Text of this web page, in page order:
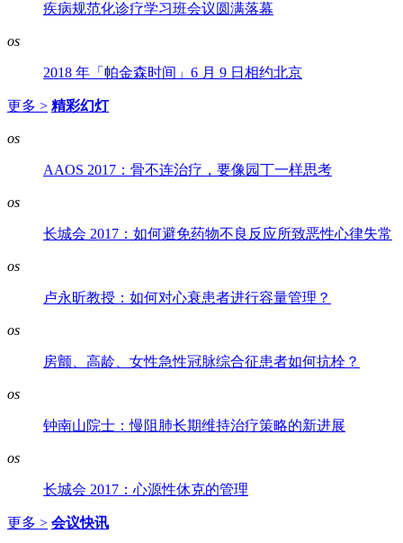
疾病规范化诊疗学习班会议圆满落幕
os
2018 年「帕金森时间」6 月 9 日相约北京
更多 > 精彩幻灯
os
AAOS 2017：骨不连治疗，要像园丁一样思考
os
长城会 2017：如何避免药物不良反应所致恶性心律失常
os
卢永昕教授：如何对心衰患者进行容量管理？
os
房颤、高龄、女性急性冠脉综合征患者如何抗栓？
os
钟南山院士：慢阻肺长期维持治疗策略的新进展
os
长城会 2017：心源性休克的管理
更多 > 会议快讯